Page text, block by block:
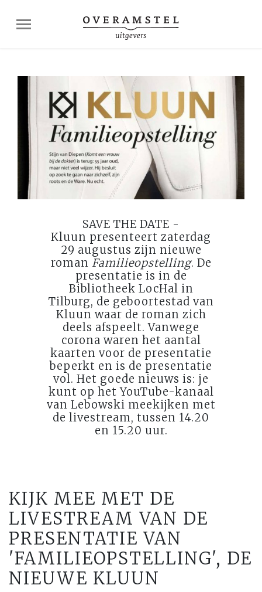
SAVE THE DATE -
Kluun presenteert zaterdag
29 augustus zijn nieuwe
roman Familieopstelling. De
presentatie is in de
Bibliotheek LocHal in
Tilburg, de geboortestad van
Kluun waar de roman zich
deels afspeelt. Vanwege
corona waren het aantal
kaarten voor de presentatie
beperkt en is de presentatie
vol. Het goede nieuws is: je
kunt op het YouTube-kanaal
van Lebowski meekijken met
de livestream, tussen 14.20
en 15.20 uur.
KIJK MEE MET DE
LIVESTREAM VAN DE
PRESENTATIE VAN
'FAMILIEOPSTELLING', DE
NIEUWE KLUUN